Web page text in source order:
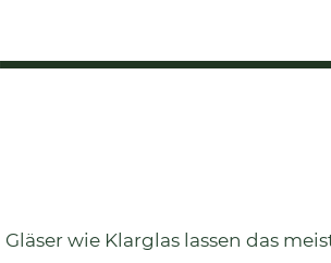
Gläser wie Klarglas lassen das